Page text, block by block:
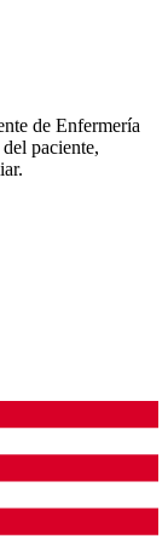
de Enfermería
paciente,